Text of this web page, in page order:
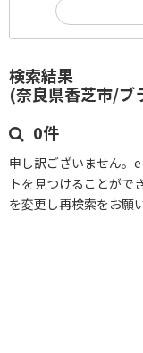
検索結果
(奈良県香芝市/ブ
0件
申し訳ございません。
トを見つけることがで
を変更し再検索をお願